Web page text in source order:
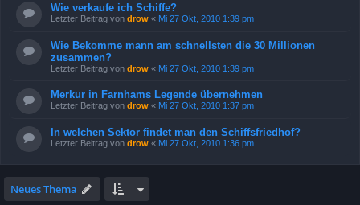
Wie verkaufe ich Schiffe?
Letzter Beitrag von drow « Mi 27 Okt, 2010 1:39 pm
Wie Bekomme mann am schnellsten die 30 Millionen
zusammen?
Letzter Beitrag von drow « Mi 27 Okt, 2010 1:39 pm
Merkur in Farnhams Legende übernehmen
Letzter Beitrag von drow « Mi 27 Okt, 2010 1:37 pm
In welchen Sektor findet man den Schiffsfriedhof?
Letzter Beitrag von drow « Mi 27 Okt, 2010 1:36 pm
Neues Thema